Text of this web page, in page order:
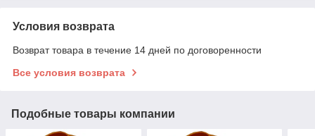
Условия возврата
Возврат товара в течение 14 дней по договоренности
Все условия возврата
Подобные товары компании